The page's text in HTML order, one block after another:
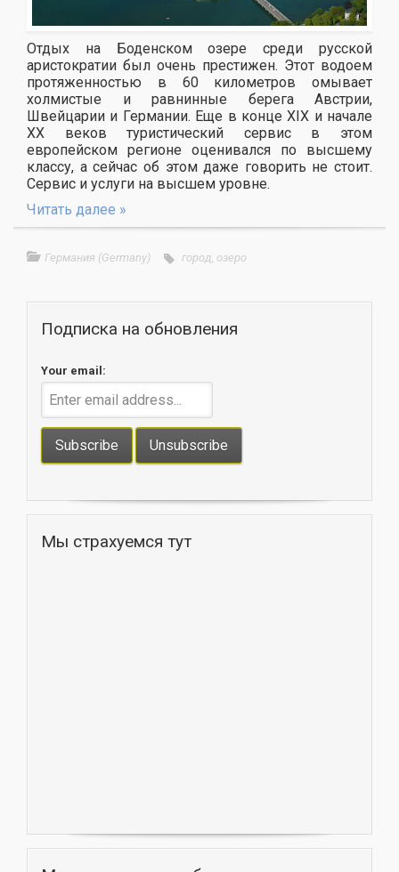
Отдых на Боденском озере среди русской
аристократии был очень престижен. Этот водоем
протяженностью в 60 километров омывает
холмистые и равнинные берега Австрии,
Швейцарии и Германии. Еще в конце XIX и начале
ХХ веков туристический сервис в этом
европейском регионе оценивался по высшему
классу, а сейчас об этом даже говорить не стоит.
Сервис и услуги на высшем уровне.
Читать далее »
Германия (Germany) город озеро
Подписка на обновления
Your email:
Мы страхуемся тут